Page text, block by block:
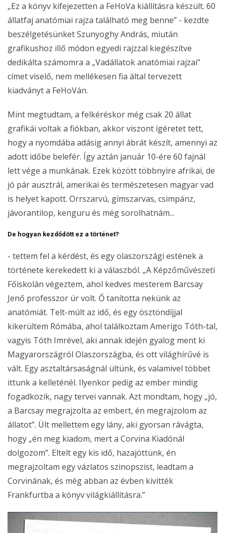
„Ez a könyv kifejezetten a FeHoVa kiállításra készült. 60
állatfaj anatómiai rajza található meg benne” - kezdte
beszélgetésünket Szunyoghy András, miután
grafikushoz illő módon egyedi rajzzal kiegészítve
dedikálta számomra a „Vadállatok anatómiai rajzai”
címet viselő, nem mellékesen fia által tervezett
kiadványt a FeHoVán.
Mint megtudtam, a felkéréskor még csak 20 állat
grafikái voltak a fiókban, akkor viszont ígéretet tett,
hogy a nyomdába adásig annyi ábrát készít, amennyi az
adott időbe belefér. Így aztán január 10-ére 60 fajnál
lett vége a munkának. Ezek között többnyire afrikai, de
jó pár ausztrál, amerikai és természetesen magyar vad
is helyet kapott. Orrszarvú, gímszarvas, csimpánz,
jávorantilop, kenguru és még sorolhatnám...
De hogyan kezdődött ez a történet?
- tettem fel a kérdést, és egy olaszországi estének a
története kerekedett ki a válaszból. „A Képzőművészeti
Főiskolán végeztem, ahol kedves mesterem Barcsay
Jenő professzor úr volt. Ő tanította nekünk az
anatómiát. Telt-múlt az idő, és egy ösztöndíjjal
kikerültem Rómába, ahol találkoztam Amerigo Tóth-tal,
vagyis Tóth Imrével, aki annak idején gyalog ment ki
Magyarországról Olaszországba, és ott világhírűvé is
vált. Egy asztaltársaságnál ültünk, és valamivel többet
ittunk a kelleténél. Ilyenkor pedig az ember mindig
fogadkozik, nagy tervei vannak. Azt mondtam, hogy „jó,
a Barcsay megrajzolta az embert, én megrajzolom az
állatot”. Ült mellettem egy lány, aki gyorsan rávágta,
hogy „én meg kiadom, mert a Corvina Kiadónál
dolgozom”. Eltelt egy kis idő, hazajöttünk, én
megrajzoltam egy vázlatos szinopszist, leadtam a
Corvinának, és még abban az évben kivitték
Frankfurtba a könyv világkiállításra.”